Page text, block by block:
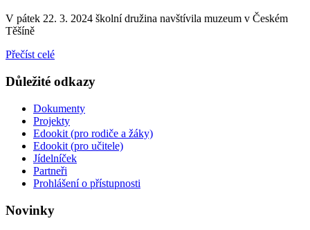
V pátek 22. 3. 2024 školní družina navštívila muzeum v Českém
Těšíně
Přečíst celé
Důležité odkazy
Dokumenty
Projekty
Edookit (pro rodiče a žáky)
Edookit (pro učitele)
Jídelníček
Partneři
Prohlášení o přístupnosti
Novinky